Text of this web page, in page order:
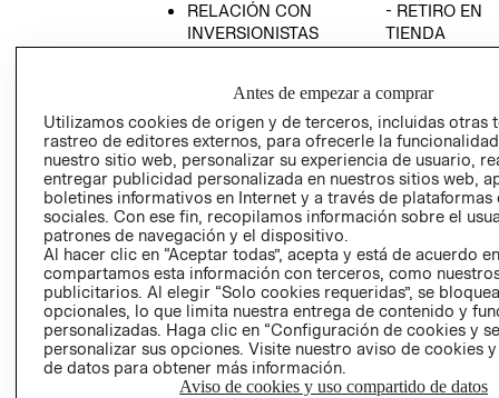
RELACIÓN CON
INVERSIONISTAS
EMPRESARIAL
- RETIRO EN
TIENDA
CONDICIONES
AVISO DE
PRIVACIDAD
GIFT CARD
AVISO DE
COOKIES
Chile ($)
Antes de empezar a comprar
Utilizamos cookies de origen y de terceros, incluidas otras
rastreo de editores externos, para ofrecerle la
nuestro sitio web, personalizar su experiencia de usuario,
entregar publicidad personalizada en nuestros sitios web,
boletines informativos en Internet y a través de plataformas
sociales. Con ese fin, recopilamos información sobre el
patrones de navegación y el dispositivo.
Al hacer clic en “Aceptar todas”, acepta y está de acuerdo
compartamos esta información con terceros, como
publicitarios. Al elegir “Solo cookies requeridas”, se
opcionales, lo que limita nuestra entrega de contenido y
personalizadas. Haga clic en “Configuración de cookies y
personalizar sus opciones. Visite nuestro aviso de cookies
de datos para obtener más información.
Aviso de cookies y uso compartido de datos